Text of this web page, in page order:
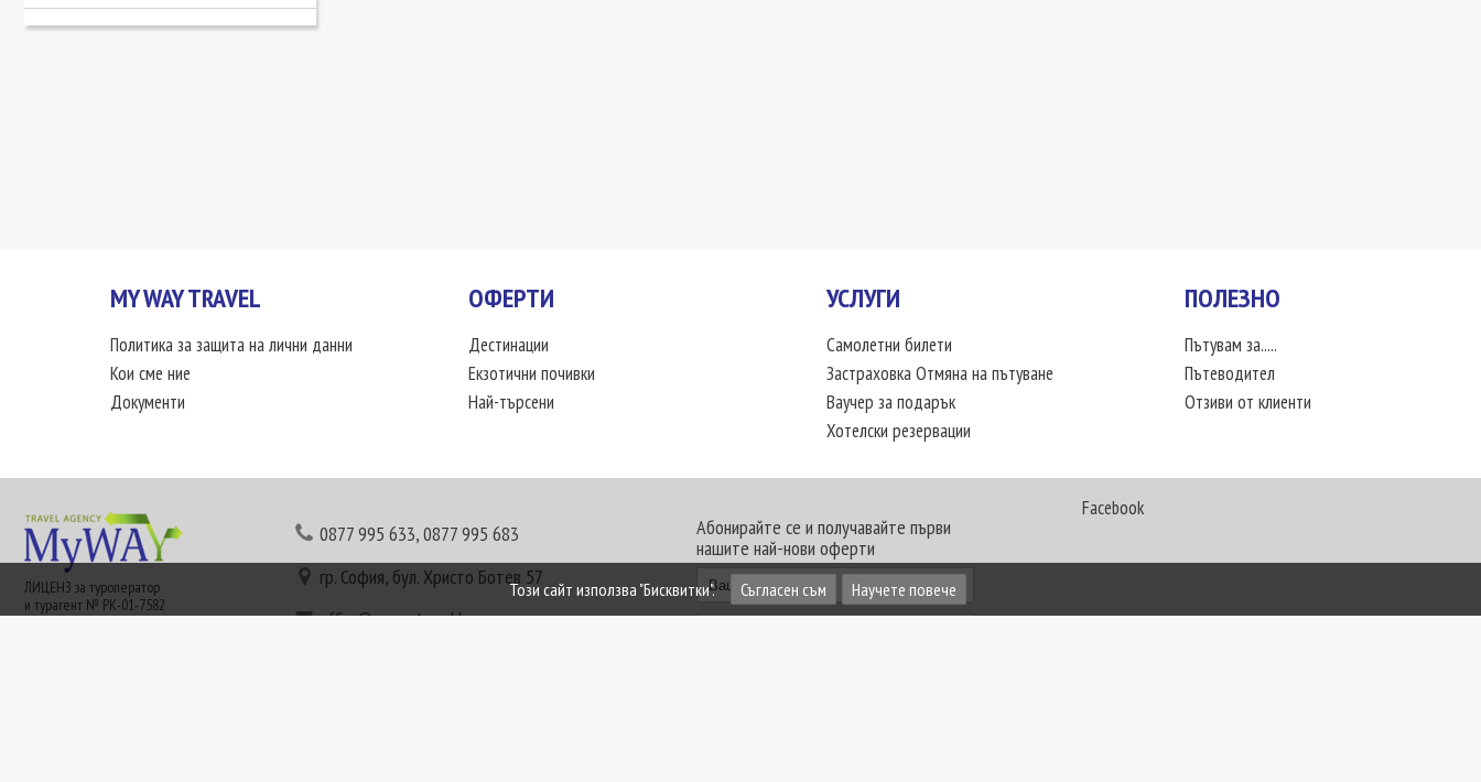
MY WAY TRAVEL
Политика за защита на лични данни
Кои сме ние
Документи
ОФЕРТИ
Дестинации
Екзотични почивки
Най-търсени
УСЛУГИ
Самолетни билети
Застраховка Отмяна на пътуване
Ваучер за подарък
Хотелски резервации
ПОЛЕЗНО
Пътувам за.....
Пътеводител
Отзиви от клиенти
ЛИЦЕНЗ за туроператор
и турагент № РК-01-7582
0877 995 633,0877 995 683
гр. София, бул. Христо Ботев 57
office@mywaytravel.bg
Абонирайте се и получавайте първи
нашите най-нови оферти
Facebook
Този сайт използва "Бисквитки". Съгласен съм Научете повече